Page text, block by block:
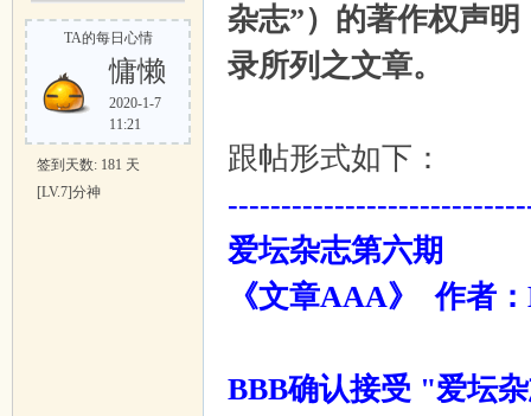
TA的每日心情
慵懒
2020-1-7
11:21
签到天数: 181 天
[LV.7]分神
杂志”）的著作权声
录所列之文章。
跟帖形式如下：
爱坛杂志第六期
《文章AAA》 作者
BBB确认接受 "爱坛